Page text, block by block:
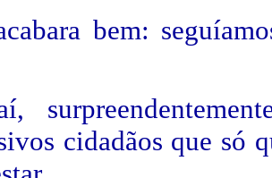
bem:
cidadãos que só